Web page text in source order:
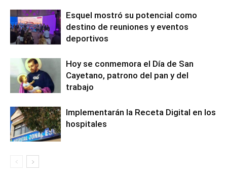
Esquel mostró su potencial como
destino de reuniones y eventos
deportivos
Hoy se conmemora el Día de San
Cayetano, patrono del pan y del
trabajo
Implementarán la Receta Digital en los
hospitales